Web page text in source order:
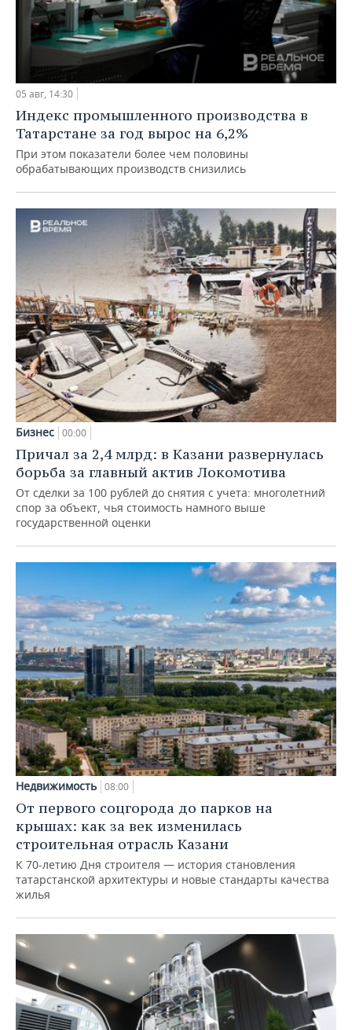
05 авг, 14:30
Индекс промышленного производства в
Татарстане за год вырос на 6,2%
При этом показатели более чем половины
обрабатывающих производств снизились
Бизнес 00:00
Причал за 2,4 млрд: в Казани развернулась
борьба за главный актив Локомотива
От сделки за 100 рублей до снятия с учета: многолетний
спор за объект, чья стоимость намного выше
государственной оценки
Недвижимость 08:00
От первого соцгорода до парков на
крышах: как за век изменилась
строительная отрасль Казани
К 70-летию Дня строителя — история становления
татарстанской архитектуры и новые стандарты качества
жилья